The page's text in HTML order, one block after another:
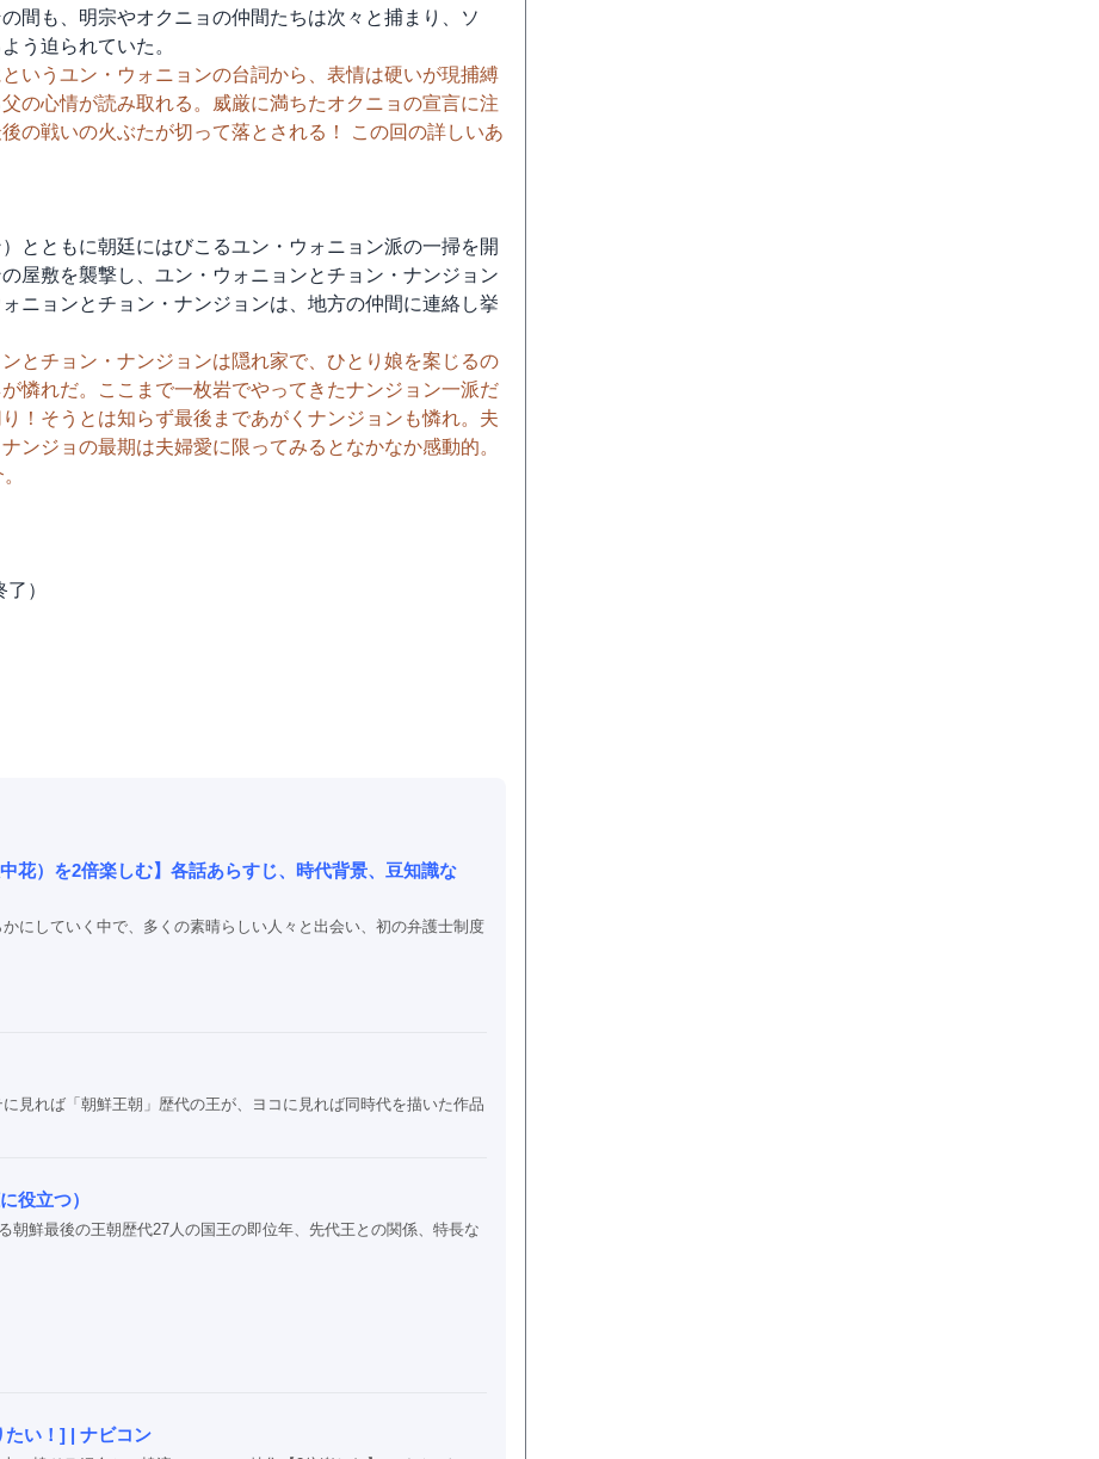
間も、明宗やオクニョの仲間たちは次々と捕まり、ソ
う迫られていた。
いうユン・ウォニョンの台詞から、表情は硬いが現捕縛
の心情が読み取れる。威厳に満ちたオクニョの宣言に注
の戦いの火ぶたが切って落とされる！ この回の詳しいあ
とともに朝廷にはびこるユン・ウォニョン派の一掃を開
屋敷を襲撃し、ユン・ウォニョンとチョン・ナンジョン
ニョンとチョン・ナンジョンは、地方の仲間に連絡し挙
とチョン・ナンジョンは隠れ家で、ひとり娘を案じるの
憐れだ。ここまで一枚岩でやってきたナンジョン一派だ
！そうとは知らず最後まであがくナンジョンも憐れ。夫
ンジョの最期は夫婦愛に限ってみるとなかなか感動的。
）
花）を2倍楽しむ】各話あらすじ、時代背景、豆知識な
にしていく中で、多くの素晴らしい人々と出会い、初の弁護士制度
見れば「朝鮮王朝」歴代の王が、ヨコに見れば同時代を描いた作品
役立つ）
朝鮮最後の王朝歴代27人の国王の即位年、先代王との関係、特長な
い！] | ナビコン